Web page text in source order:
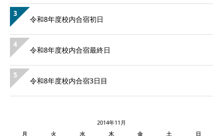
3
令和8年度校内合宿初日
4
令和8年度校内合宿最終日
5
令和8年度校内合宿3日目
2014年11月
月
火 水 木 金 土 日